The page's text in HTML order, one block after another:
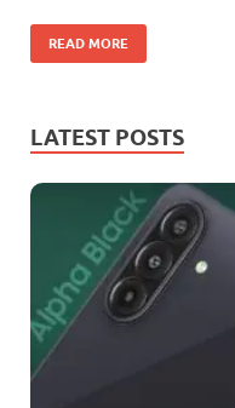
READ MORE
LATEST POSTS